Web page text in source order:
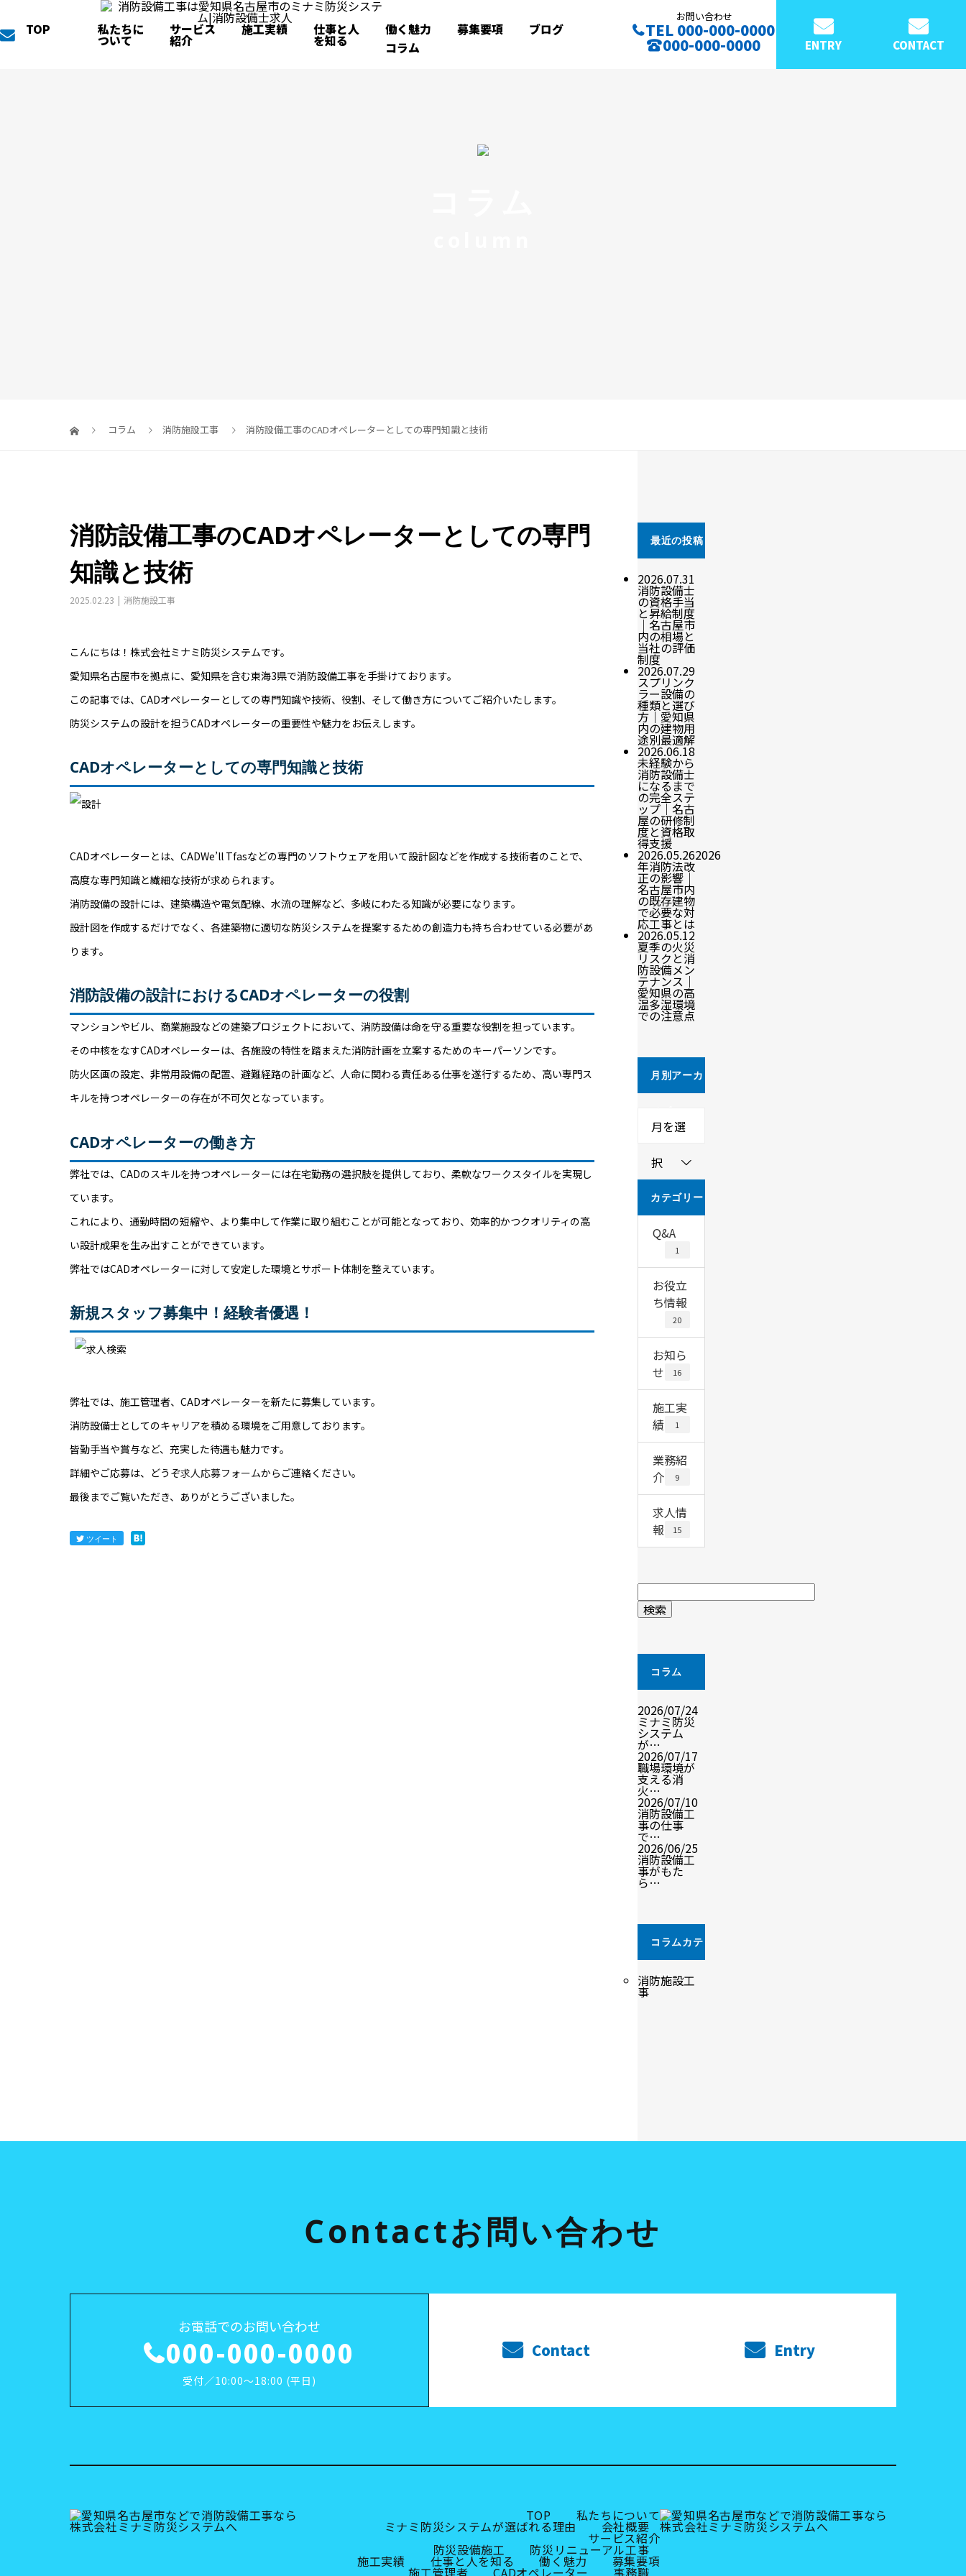
TOP 私たちに
ついて
サービス
紹介
施工実績 仕事と人
を知る
働く魅力 募集要項
ブログ
コラム
お問い合わせ
TEL 000-000-0000
000-000-0000 ENTRY CONTACT
コラム 消防施設工事 消防設備工事のCADオペレーターとしての専門知識と技術
消防設備工事のCADオペレーターとしての専門
知識と技術
2025.02.23 消防施設工事
こんにちは！株式会社ミナミ防災システムです。
愛知県名古屋市を拠点に、愛知県を含む東海3県で消防設備工事を手掛けております。
この記事では、CADオペレーターとしての専門知識や技術、役割、そして働き方についてご紹介いたします。
防災システムの設計を担うCADオペレーターの重要性や魅力をお伝えします。
CADオペレーターとしての専門知識と技術
CADオペレーターとは、CADWe’ll Tfasなどの専門のソフトウェアを用いて設計図などを作成する技術者のことで、
高度な専門知識と繊細な技術が求められます。
消防設備の設計には、建築構造や電気配線、水流の理解など、多岐にわたる知識が必要になります。
設計図を作成するだけでなく、各建築物に適切な防災システムを提案するための創造力も持ち合わせている必要があ
ります。
消防設備の設計におけるCADオペレーターの役割
マンションやビル、商業施設などの建築プロジェクトにおいて、消防設備は命を守る重要な役割を担っています。
その中核をなすCADオペレーターは、各施設の特性を踏まえた消防計画を立案するためのキーパーソンです。
防火区画の設定、非常用設備の配置、避難経路の計画など、人命に関わる責任ある仕事を遂行するため、高い専門ス
キルを持つオペレーターの存在が不可欠となっています。
CADオペレーターの働き方
弊社では、CADのスキルを持つオペレーターには在宅勤務の選択肢を提供しており、柔軟なワークスタイルを実現し
ています。
これにより、通勤時間の短縮や、より集中して作業に取り組むことが可能となっており、効率的かつクオリティの高
い設計成果を生み出すことができています。
弊社ではCADオペレーターに対して安定した環境とサポート体制を整えています。
新規スタッフ募集中！経験者優遇！
弊社では、施工管理者、CADオペレーターを新たに募集しています。
消防設備士としてのキャリアを積める環境をご用意しております。
皆勤手当や賞与など、充実した待遇も魅力です。
詳細やご応募は、どうぞ求人応募フォームからご連絡ください。
最後までご覧いただき、ありがとうございました。
ツイート
最近の投稿
2026.07.31
消防設備士
の資格手当
と昇給制度
｜名古屋市
内の相場と
当社の評価
制度
2026.07.29
スプリンク
ラー設備の
種類と選び
方｜愛知県
内の建物用
途別最適解
2026.06.18
未経験から
消防設備士
になるまで
の完全ステ
ップ｜名古
屋の研修制
度と資格取
得支援
2026.05.262026
年消防法改
正の影響｜
名古屋市内
の既存建物
で必要な対
応工事とは
2026.05.12
夏季の火災
リスクと消
防設備メン
テナンス｜
愛知県の高
温多湿環境
での注意点
月別アーカ
月を選
択
カテゴリー
Q&A
1
お役立
ち情報
20
お知ら
せ
16
施工実
績
1
業務紹
介
9
求人情
報
15
コラム
2026/07/24
ミナミ防災
システム
が…
2026/07/17
職場環境が
支える消
火…
2026/07/10
消防設備工
事の仕事
で…
2026/06/25
消防設備工
事がもた
ら…
コラムカテ
ゴリ
消防施設工
事
Contactお問い合わせ
お電話でのお問い合わせ
000-000-0000
受付／10:00～18:00 (平日)
Contact Entry
TOP 私たちについて
ミナミ防災システムが選ばれる理由 会社概要
サービス紹介
防災設備施工 防災リニューアル工事
施工実績 仕事と人を知る 働く魅力 募集要項
施工管理者 CADオペレーター 事務職